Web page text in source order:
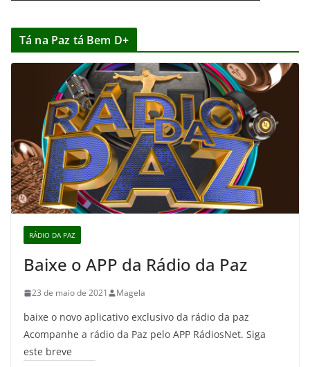
Tá na Paz tá Bem D+
RÁDIO DA PAZ
Baixe o APP da Rádio da Paz
23 de maio de 2021 Magela
baixe o novo aplicativo exclusivo da rádio da paz
Acompanhe a rádio da Paz pelo APP RádiosNet. Siga
este breve